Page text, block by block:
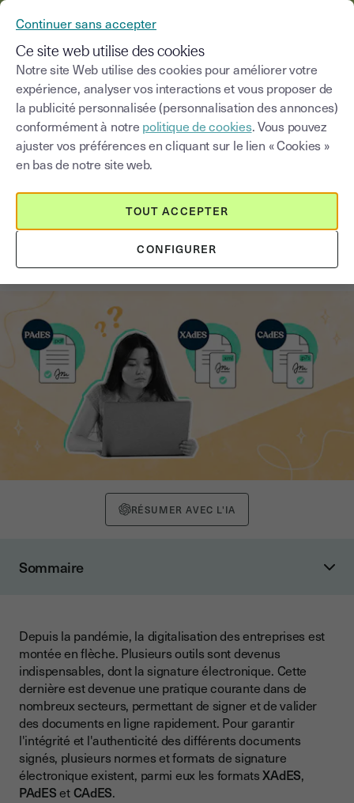
Blog
Choisir une catégorie Saisissez un terme
XAdES, CAdES et PAdES : Tout
savoir sur ces formats de signature
RÉSUMER AVEC L'IA
Sommaire
Le format XAdES
Le format PAdES
Le format CAdES
Les avantages de la signature électronique de Youtrust
Depuis la pandémie, la digitalisation des entreprises est
montée en flèche. Plusieurs outils sont devenus
indispensables, dont la signature électronique. Cette
dernière est devenue une pratique courante dans de
nombreux secteurs, permettant de signer et de valider
des documents en ligne rapidement. Pour garantir
l'intégrité et l'authenticité des différents documents
signés, plusieurs normes et formats de signature
électronique existent, parmi eux les formatsXAdES,
PAdESetCAdES.
Continuer sans accepter
Ce site web utilise des cookies
Notre site Web utilise des cookies pour améliorer votre
expérience, analyser vos interactions et vous proposer de
la publicité personnalisée (personnalisation des annonces)
conformément à notre politique de cookies. Vous pouvez
ajuster vos préférences en cliquant sur le lien « Cookies »
en bas de notre site web.
CONFIGURER
TOUT ACCEPTER